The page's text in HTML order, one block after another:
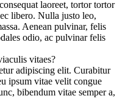
laoreet, tortor tortor
libero. Nulla justo leo,
Aenean pulvinar, felis
odio, ac pulvinar felis
vitaes?
adipiscing elit. Curabitur
ipsum vitae velit congue
bibendum vitae semper a,